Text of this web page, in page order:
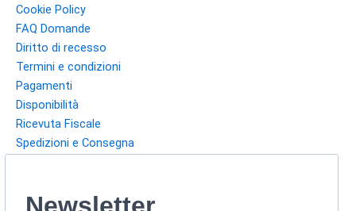
Cookie Policy
FAQ Domande
Diritto di recesso
Termini e condizioni
Pagamenti
Disponibilità
Ricevuta Fiscale
Spedizioni e Consegna